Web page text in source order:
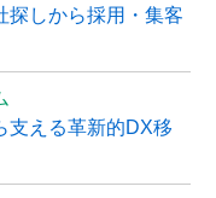
探しから採用・集客
支える革新的DX移